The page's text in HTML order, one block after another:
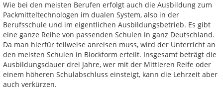
Wie bei den meisten Berufen erfolgt auch die Ausbildung zum
Packmitteltechnologen im dualen System, also in der
Berufsschule und im eigentlichen Ausbildungsbetrieb. Es gibt
eine ganze Reihe von passenden Schulen in ganz Deutschland.
Da man hierfür teilweise anreisen muss, wird der Unterricht an
den meisten Schulen in Blockform erteilt. Insgesamt beträgt die
Ausbildungsdauer drei Jahre, wer mit der Mittleren Reife oder
einem höheren Schulabschluss einsteigt, kann die Lehrzeit aber
auch verkürzen.